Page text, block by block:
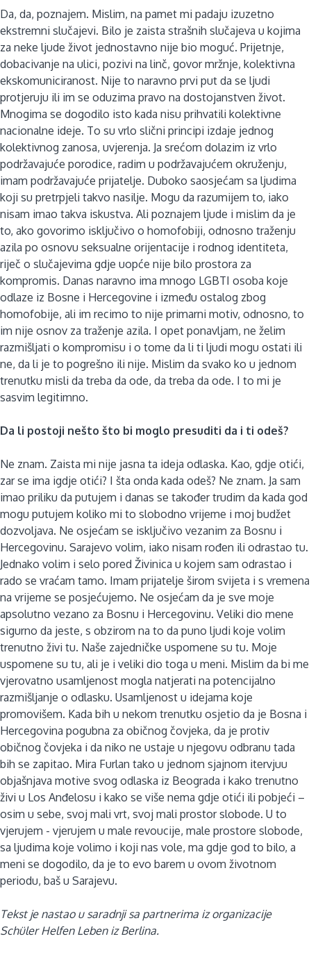
Da, da, poznajem. Mislim, na pamet mi padaju izuzetno
ekstremni slučajevi. Bilo je zaista strašnih slučajeva u kojima
za neke ljude život jednostavno nije bio moguć. Prijetnje,
dobacivanje na ulici, pozivi na linč, govor mržnje, kolektivna
ekskomuniciranost. Nije to naravno prvi put da se ljudi
protjeruju ili im se oduzima pravo na dostojanstven život.
Mnogima se dogodilo isto kada nisu prihvatili kolektivne
nacionalne ideje. To su vrlo slični principi izdaje jednog
kolektivnog zanosa, uvjerenja. Ja srećom dolazim iz vrlo
podržavajuće porodice, radim u podržavajućem okruženju,
imam podržavajuće prijatelje. Duboko saosjećam sa ljudima
koji su pretrpjeli takvo nasilje. Mogu da razumijem to, iako
nisam imao takva iskustva. Ali poznajem ljude i mislim da je
to, ako govorimo isključivo o homofobiji, odnosno traženju
azila po osnovu seksualne orijentacije i rodnog identiteta,
riječ o slučajevima gdje uopće nije bilo prostora za
kompromis. Danas naravno ima mnogo LGBTI osoba koje
odlaze iz Bosne i Hercegovine i između ostalog zbog
homofobije, ali im recimo to nije primarni motiv, odnosno, to
im nije osnov za traženje azila. I opet ponavljam, ne želim
razmišljati o kompromisu i o tome da li ti ljudi mogu ostati ili
ne, da li je to pogrešno ili nije. Mislim da svako ko u jednom
trenutku misli da treba da ode, da treba da ode. I to mi je
sasvim legitimno.
Da li postoji nešto što bi moglo presuditi da i ti odeš?
Ne znam. Zaista mi nije jasna ta ideja odlaska. Kao, gdje otići,
zar se ima igdje otići? I šta onda kada odeš? Ne znam. Ja sam
imao priliku da putujem i danas se također trudim da kada god
mogu putujem koliko mi to slobodno vrijeme i moj budžet
dozvoljava. Ne osjećam se isključivo vezanim za Bosnu i
Hercegovinu. Sarajevo volim, iako nisam rođen ili odrastao tu.
Jednako volim i selo pored Živinica u kojem sam odrastao i
rado se vraćam tamo. Imam prijatelje širom svijeta i s vremena
na vrijeme se posjećujemo. Ne osjećam da je sve moje
apsolutno vezano za Bosnu i Hercegovinu. Veliki dio mene
sigurno da jeste, s obzirom na to da puno ljudi koje volim
trenutno živi tu. Naše zajedničke uspomene su tu. Moje
uspomene su tu, ali je i veliki dio toga u meni. Mislim da bi me
vjerovatno usamljenost mogla natjerati na potencijalno
razmišljanje o odlasku. Usamljenost u idejama koje
promovišem. Kada bih u nekom trenutku osjetio da je Bosna i
Hercegovina pogubna za običnog čovjeka, da je protiv
običnog čovjeka i da niko ne ustaje u njegovu odbranu tada
bih se zapitao. Mira Furlan tako u jednom sjajnom itervjuu
objašnjava motive svog odlaska iz Beograda i kako trenutno
živi u Los Anđelosu i kako se više nema gdje otići ili pobjeći –
osim u sebe, svoj mali vrt, svoj mali prostor slobode. U to
vjerujem - vjerujem u male revoucije, male prostore slobode,
sa ljudima koje volimo i koji nas vole, ma gdje god to bilo, a
meni se dogodilo, da je to evo barem u ovom životnom
periodu, baš u Sarajevu.
Tekst je nastao u saradnji sa partnerima iz organizacije
Schüler Helfen Leben iz Berlina.